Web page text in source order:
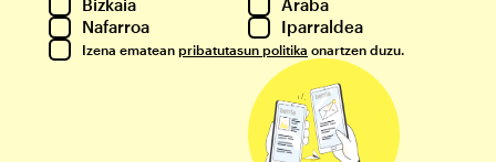
Bizkaia
Araba
Nafarroa
Iparraldea
Izena ematean pribatutasun politika onartzen duzu.